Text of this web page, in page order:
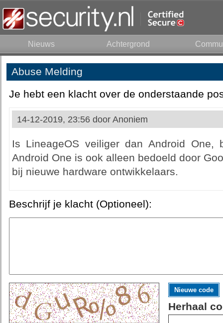
Nieuws Achtergrond
Abuse Melding
Je hebt een klacht over de onderstaande
14-12-2019, 23:56 door Anoniem
Is LineageOS veiliger dan Android One,
Android One is ook alleen bedoeld door
bij nieuwe hardware ontwikkelaars.
Beschrijf je klacht (Optioneel):
Nieuwe code
Herhaal